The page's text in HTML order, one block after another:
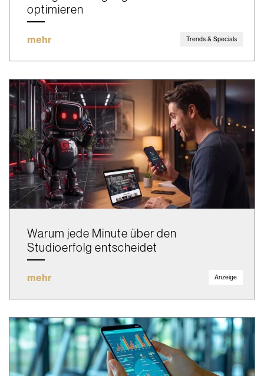
optimieren
mehr Trends & Specials
Warum jede Minute über den
Studioerfolg entscheidet
mehr Anzeige